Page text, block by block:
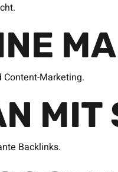
Content-Marketing.
MIT
Backlinks.